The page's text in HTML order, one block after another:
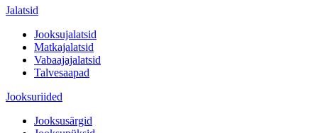
Jalatsid
Jooksujalatsid
Matkajalatsid
Vabaajajalatsid
Talvesaapad
Jooksuriided
Jooksusärgid